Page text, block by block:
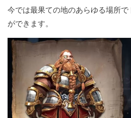
今では最果ての地のあらゆる場所
ができます。